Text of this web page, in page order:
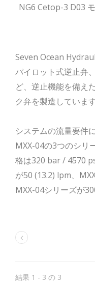
NG6 Cetop-3 D03
Seven Ocean
パイロット式逆止弁
ど、逆止機能を備え
ク弁を製造しています
システムの流量要件
MXX-04の3つのシリ
格は320 bar / 4570
が50 (13.2) lpm、
MXX-04シリーズが
結果 1 - 3 の 3